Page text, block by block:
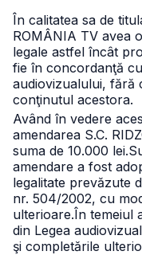
În calitatea sa de
ROMÂNIA TV avea
legale astfel încât
fie în concordanţă
audiovizualului, fără
conţinutul acestora.
Având în vedere
amendarea S.C.
suma de 10.000 lei.
amendare a fost
legalitate prevăzute
nr. 504/2002, cu
ulterioare.În temeiul
din Legea
şi completările